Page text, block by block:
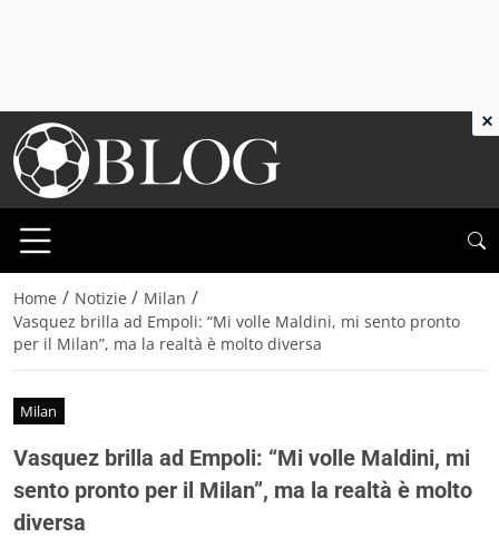
Home / Notizie / Milan /
Vasquez brilla ad Empoli: “Mi volle Maldini, mi sento pronto
per il Milan”, ma la realtà è molto diversa
Milan
Vasquez brilla ad Empoli: “Mi volle Maldini, mi
sento pronto per il Milan”, ma la realtà è molto
diversa
×